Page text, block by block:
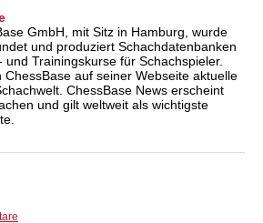
GmbH, mit Sitz in Hamburg, wurde
und produziert Schachdatenbanken
und Trainingskurse für Schachspieler.
auf seiner Webseite aktuelle
ChessBase News erscheint
und gilt weltweit als wichtigste